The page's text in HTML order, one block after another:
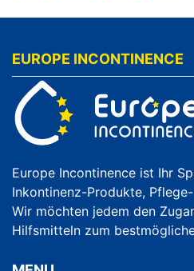
EUROPE INCONTINENCE
Europe Incontinence ist Ihr
Inkontinenz-Produkte,
Wir möchten jedem den
Hilfsmitteln zum